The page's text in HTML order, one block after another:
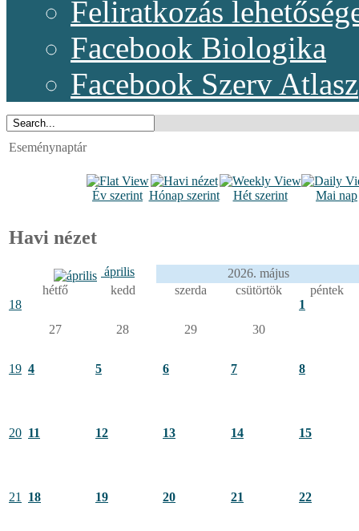
Feliratkozás
Facebook Biologika
Facebook Szerv Atlasz
Eseménynaptár
Év szerint Hónap szerint Hét szerint Mai nap
Havi nézet
április
2026. május
hétfő
kedd szerda csütörtök
péntek
18
27
28 29 30
1
19 4 5 6 7 8
20 11 12 13 14 15
21 18 19 20 21 22